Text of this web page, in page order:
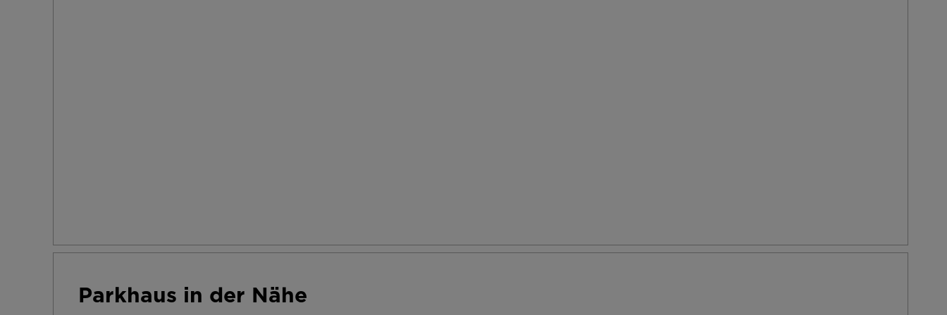
Parkhaus in der Nähe